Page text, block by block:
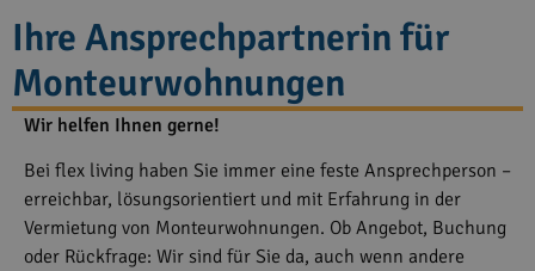
Ihre Ansprechpartnerin für
Monteurwohnungen
Wir helfen Ihnen gerne!
Bei flex living haben Sie immer eine feste Ansprechperson –
erreichbar, lösungsorientiert und mit Erfahrung in der
Vermietung von Monteurwohnungen. Ob Angebot, Buchung
oder Rückfrage: Wir sind für Sie da, auch wenn andere